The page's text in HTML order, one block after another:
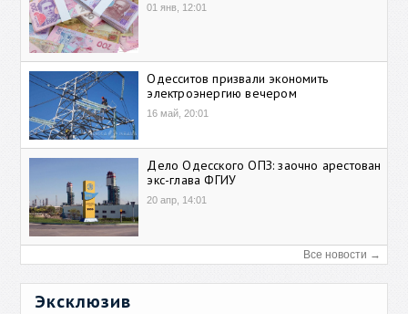
01 янв, 12:01
Одесситов призвали экономить
электроэнергию вечером
16 май, 20:01
Дело Одесского ОПЗ: заочно арестован
экс-глава ФГИУ
20 апр, 14:01
Все новости →
Эксклюзив